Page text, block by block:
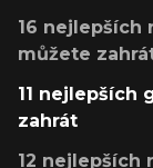
16 nejlepších
můžete
11 nejlepších
zahrát
12 nejlepších